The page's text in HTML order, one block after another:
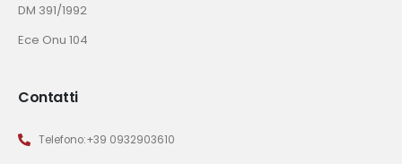
DM 391/1992
Ece Onu 104
Contatti
Telefono:+39 0932903610